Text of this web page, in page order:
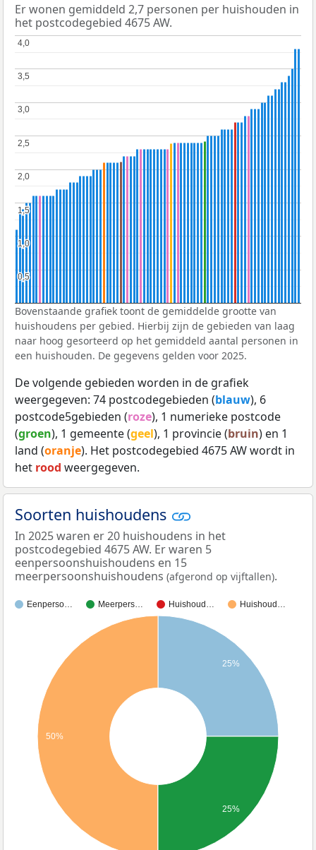
Er wonen gemiddeld 2,7 personen per huishouden in
het postcodegebied 4675 AW.
0,5
0,5
1,0
1,0
1,5
1,5
2,0
2,0
2,5
2,5
3,0
3,0
3,5
3,5
4,0
4,0
Bovenstaande grafiek toont de gemiddelde grootte van
huishoudens per gebied. Hierbij zijn de gebieden van laag
naar hoog gesorteerd op het gemiddeld aantal personen in
een huishouden. De gegevens gelden voor 2025.
De volgende gebieden worden in de grafiek
weergegeven: 74 postcodegebieden (blauw), 6
postcode5gebieden (roze), 1 numerieke postcode
(groen), 1 gemeente (geel), 1 provincie (bruin) en 1
land (oranje). Het postcodegebied 4675 AW wordt in
het rood weergegeven.
Soorten huishoudens
In 2025 waren er 20 huishoudens in het
postcodegebied 4675 AW. Er waren 5
eenpersoonshuishoudens en 15
meerpersoonshuishoudens (afgerond op vijftallen).
Eenperso… Meerpers… Huishoud… Huishoud…
25%
50%
25%